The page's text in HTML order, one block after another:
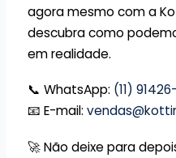
agora mesmo com a
descubra como
em realidade.
📞 WhatsApp: (11)
📧 E-mail:
🚀 Não deixe para